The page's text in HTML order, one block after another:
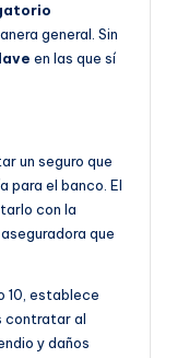
general. Sin
en las que sí
un seguro que
para el banco. El
con la
que
10, establece
contratar al
y daños